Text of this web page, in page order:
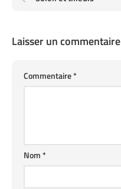
Laisser un commentaire
Commentaire*
Nom*